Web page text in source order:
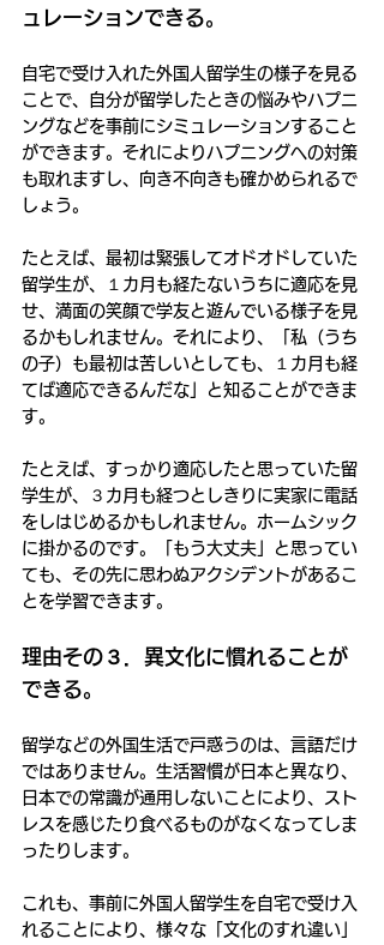
ュレーションできる。
自宅で受け入れた外国人留学生の様子を見る
ことで、自分が留学したときの悩みやハプニ
ングなどを事前にシミュレーションすること
ができます。それによりハプニングへの対策
も取れますし、向き不向きも確かめられるで
しょう。
たとえば、最初は緊張してオドオドしていた
留学生が、１カ月も経たないうちに適応を見
せ、満面の笑顔で学友と遊んでいる様子を見
るかもしれません。それにより、「私（うち
の子）も最初は苦しいとしても、１カ月も経
てば適応できるんだな」と知ることができま
す。
たとえば、すっかり適応したと思っていた留
学生が、３カ月も経つとしきりに実家に電話
をしはじめるかもしれません。ホームシック
に掛かるのです。「もう大丈夫」と思ってい
ても、その先に思わぬアクシデントがあるこ
とを学習できます。
理由その３．異文化に慣れることが
できる。
留学などの外国生活で戸惑うのは、言語だけ
ではありません。生活習慣が日本と異なり、
日本での常識が通用しないことにより、スト
レスを感じたり食べるものがなくなってしま
ったりします。
これも、事前に外国人留学生を自宅で受け入
れることにより、様々な「文化のすれ違い」